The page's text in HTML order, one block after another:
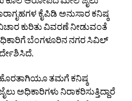
ಕೈಪಿಡಿ ಅನುಸಾರ ಕನಿಷ್ಠ
ಕುರಿತು ವಿವರಣೆ ನೀಡುವಂತೆ
ಬೆಂಗಳೂರಿನ ನಗರ ಸಿವಿಲ್‌
ತಮಗೆ ಕನಿಷ್ಠ
ಅಧಿಕಾರಿಗಳು ನಿರಾಕರಿಸುತ್ತಿದ್ದಾರೆ